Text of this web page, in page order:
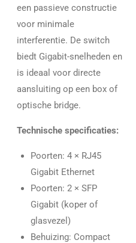
een passieve constructie
voor minimale
interferentie. De switch
biedt Gigabit-snelheden en
is ideaal voor directe
aansluiting op een box of
optische bridge.
Technische specificaties:
Poorten: 4 × RJ45
Gigabit Ethernet
Poorten: 2 × SFP
Gigabit (koper of
glasvezel)
Behuizing: Compact